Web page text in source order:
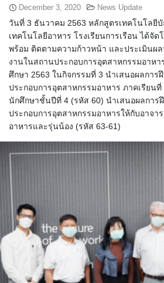
December 3, 2020 News Update
วันที่ 3 ธันวาคม 2563 หลักสูตรเทคโนโล
เทคโนโลยีอาหาร โรงเรียนการเรือน ได้จัด
พร้อม ติดตามความก้าวหน้า และประเมินผ
งานในสถานประกอบการอุตสาหกรรมอาหา
ศึกษา 2563 ในกิจกรรมที่ 3 นำเสนอผลการ
ประกอบการอุตสาหกรรมอาหาร ภาคเรียน
นักศึกษาชั้นปีที่ 4 (รหัส 60) นำเสนอผลการ
ประกอบการอุตสาหกรรมอาหารให้กับอาจา
อาหารและรุ่นน้อง (รหัส 63-61)